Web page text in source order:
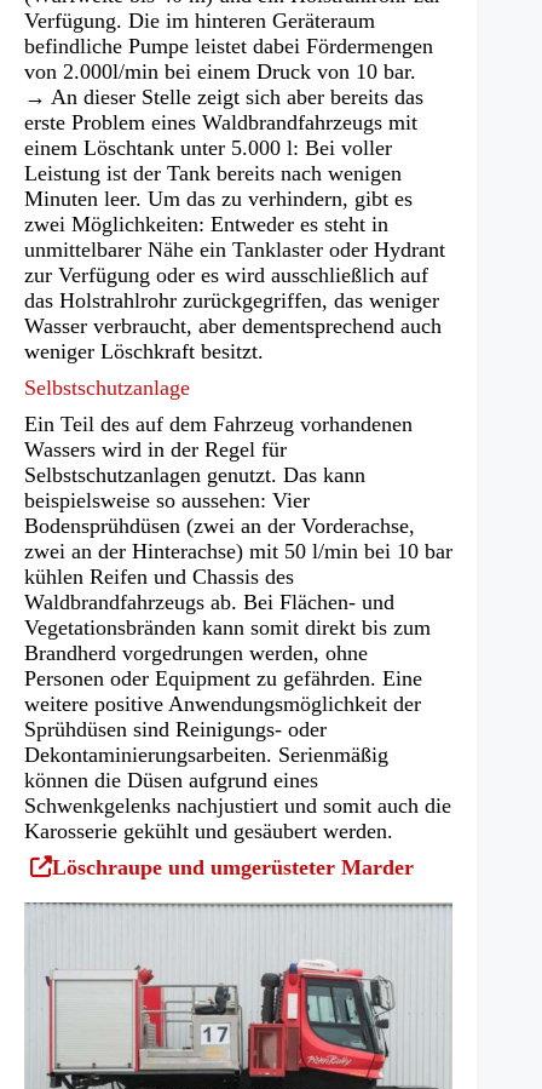
Verfügung. Die im hinteren Geräteraum
befindliche Pumpe leistet dabei Fördermengen
von 2.000l/min bei einem Druck von 10 bar.
→ An dieser Stelle zeigt sich aber bereits das
erste Problem eines Waldbrandfahrzeugs mit
einem Löschtank unter 5.000 l: Bei voller
Leistung ist der Tank bereits nach wenigen
Minuten leer. Um das zu verhindern, gibt es
zwei Möglichkeiten: Entweder es steht in
unmittelbarer Nähe ein Tanklaster oder Hydrant
zur Verfügung oder es wird ausschließlich auf
das Holstrahlrohr zurückgegriffen, das weniger
Wasser verbraucht, aber dementsprechend auch
weniger Löschkraft besitzt.
Selbstschutzanlage
Ein Teil des auf dem Fahrzeug vorhandenen
Wassers wird in der Regel für
Selbstschutzanlagen genutzt. Das kann
beispielsweise so aussehen: Vier
Bodensprühdüsen (zwei an der Vorderachse,
zwei an der Hinterachse) mit 50 l/min bei 10 bar
kühlen Reifen und Chassis des
Waldbrandfahrzeugs ab. Bei Flächen- und
Vegetationsbränden kann somit direkt bis zum
Brandherd vorgedrungen werden, ohne
Personen oder Equipment zu gefährden. Eine
weitere positive Anwendungsmöglichkeit der
Sprühdüsen sind Reinigungs- oder
Dekontaminierungsarbeiten. Serienmäßig
können die Düsen aufgrund eines
Schwenkgelenks nachjustiert und somit auch die
Karosserie gekühlt und gesäubert werden.
(Öffnet
Tab)
Löschraupe und umgerüsteter Marder